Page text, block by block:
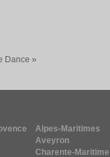
Dance »
Alpes-Maritimes
Aveyron
Charente-Maritime